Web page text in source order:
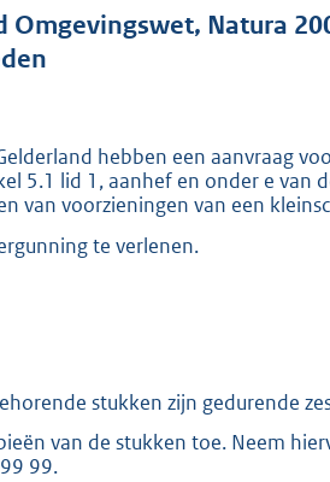
o
t
Omgevingswet, Natura
hebben een aanvraag
5.1 lid 1, aanhef en onder e van
van voorzieningen van een
te verlenen.
stukken zijn gedurende
van de stukken toe. Neem
99.